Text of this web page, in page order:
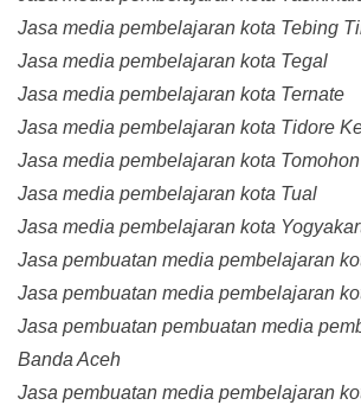
Jasa media pembelajaran kota Tebing
Jasa media pembelajaran kota Tegal
Jasa media pembelajaran kota Ternate
Jasa media pembelajaran kota Tidore
Jasa media pembelajaran kota Tomohon
Jasa media pembelajaran kota Tual
Jasa media pembelajaran kota
Jasa pembuatan media pembelajaran
Jasa pembuatan media pembelajaran
Jasa pembuatan pembuatan media
Banda Aceh
Jasa pembuatan media pembelajaran